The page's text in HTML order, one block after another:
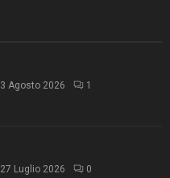
3 Agosto 2026 1
27 Luglio 2026 0